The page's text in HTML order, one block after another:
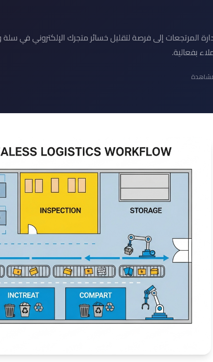
المرتجعات إلى فرصة لتقليل خسائر متجرك الإلكتروني في سلة
بفعالية.